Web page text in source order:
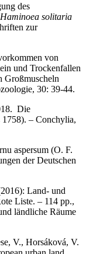
des
Haminoea solitaria
zur
von
und Trockenfallen
Großmuscheln
30: 39-44.
Die
1758). – Conchylia,
aspersum (O. F.
der Deutschen
Land- und
Liste. – 114 pp.,
ländliche Räume
V., Horsáková, V.